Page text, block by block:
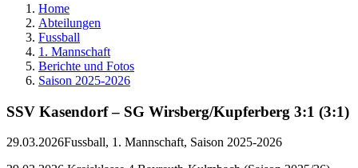
Home
Abteilungen
Fussball
1. Mannschaft
Berichte und Fotos
Saison 2025-2026
SSV Kasendorf – SG Wirsberg/Kupferberg 3:1 (3:1)
29.03.2026Fussball, 1. Mannschaft, Saison 2025-2026